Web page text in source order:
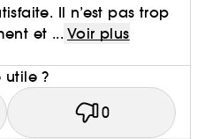
Il n’est pas trop
et ... Voir plus
utile ?
0